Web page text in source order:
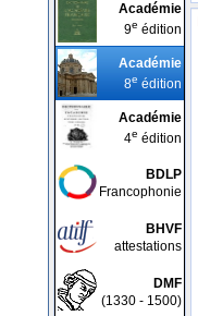
Académie
9e édition
Académie
8e édition
Académie
4e édition
BDLP
Francophonie
BHVF
attestations
DMF
(1330 - 1500)